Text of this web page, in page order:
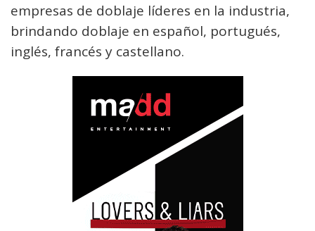
empresas de doblaje líderes en la industria,
brindando doblaje en español, portugués,
inglés, francés y castellano.